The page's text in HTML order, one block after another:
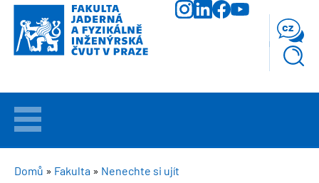
Přejít
hlavnímu
obsahu
VÍTEJTE
UCHAZEČI
cz
DROBEČKOVÁ
Domů Fakulta Nenechte si ujít